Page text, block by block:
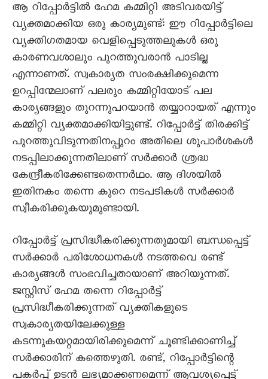
ആ റിപ്പോർട്ടിൽ ഹേമ കമ്മിറ്റി അടിവരയിട്ട്
വ്യക്തമാക്കിയ ഒരു കാര്യമുണ്ട്: ഈ റിപ്പോർട്ടിലെ
വ്യക്തിഗതമായ വെളിപ്പെടുത്തലുകൾ ഒരു
കാരണവശാലും പുറത്തുവരാൻ പാടില്ല
എന്നാണത്. സ്വകാര്യത സംരക്ഷിക്കുമെന്ന
ഉറപ്പിന്മേലാണ് പലരും കമ്മിറ്റിയോട് പല
കാര്യങ്ങളും തുറന്നുപറയാൻ തയ്യാറായത് എന്നും
കമ്മിറ്റി വ്യക്തമാക്കിയിട്ടുണ്ട്. റിപ്പോർട്ട് തിരക്കിട്ട്
പുറത്തുവിടുന്നതിനപ്പുറം അതിലെ ശുപാർശകൾ
നടപ്പിലാക്കുന്നതിലാണ് സർക്കാർ ശ്രദ്ധ
കേന്ദ്രീകരിക്കേണ്ടതെന്നർഥം. ആ ദിശയിൽ
ഇതിനകം തന്നെ കുറെ നടപടികൾ സർക്കാർ
സ്വീകരിക്കുകയുമുണ്ടായി.
റിപ്പോർട്ട് പ്രസിദ്ധീകരിക്കുന്നതുമായി ബന്ധപ്പെട്ട്
സർക്കാർ പരിശോധനകൾ നടത്തവെ രണ്ട്
കാര്യങ്ങൾ സംഭവിച്ചതായാണ് അറിയുന്നത്.
ജസ്റ്റിസ് ഹേമ തന്നെ റിപ്പോർട്ട്
പ്രസിദ്ധീകരിക്കുന്നത് വ്യക്തികളുടെ
സ്വകാര്യതയിലേക്കുള്ള
കടന്നുകയറ്റമായിരിക്കുമെന്ന് ചൂണ്ടിക്കാണിച്ച്
സർക്കാരിന് കത്തെഴുതി. രണ്ട്, റിപ്പോർട്ടിന്റെ